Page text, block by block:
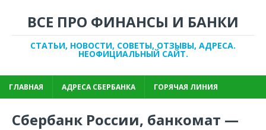
ВСЕ ПРО ФИНАНСЫ И БАНКИ
СТАТЬИ, НОВОСТИ, СОВЕТЫ, ОТЗЫВЫ, АДРЕСА.
НЕОФИЦИАЛЬНЫЙ САЙТ.
ГЛАВНАЯ АДРЕСА СБЕРБАНКА ГОРЯЧАЯ ЛИНИЯ
Сбербанк России, банкомат —